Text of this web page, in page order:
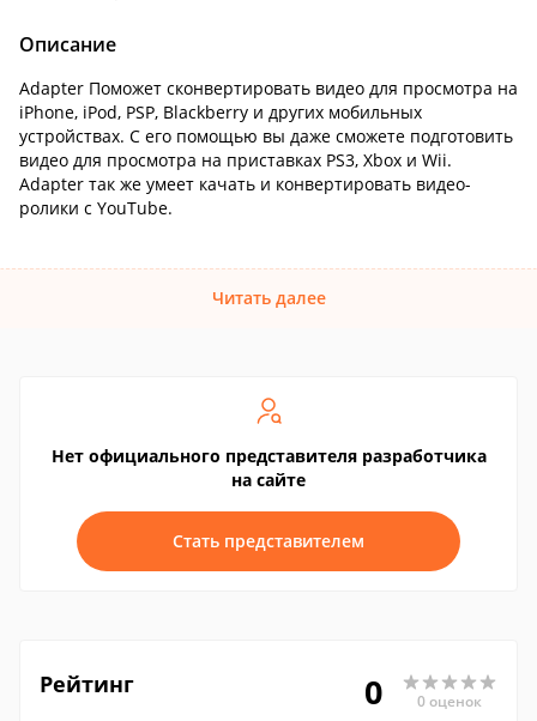
Описание
Adapter Поможет сконвертировать видео для просмотра на
iPhone, iPod, PSP, Blackberry и других мобильных
устройствах. С его помощью вы даже сможете подготовить
видео для просмотра на приставках PS3, Xbox и Wii.
Adapter так же умеет качать и конвертировать видео-
ролики с YouTube.
Читать далее
Нет официального представителя разработчика
на сайте
Стать представителем
Рейтинг 0 0 оценок